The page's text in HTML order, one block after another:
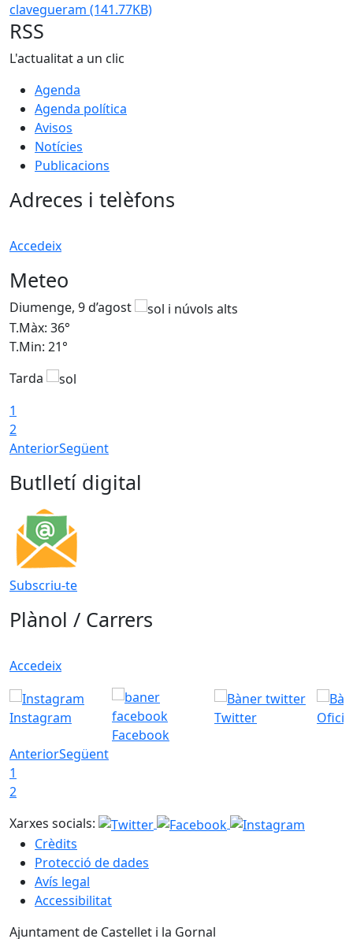
clavegueram (141.77KB)
RSS
L'actualitat a un clic
Agenda
Agenda política
Avisos
Notícies
Publicacions
Adreces i telèfons
Accedeix
Meteo
Diumenge, 9 d’agost
T.Màx: 36°
T.Min: 21°
Tarda
1
2
AnteriorSegüent
Butlletí digital
Subscriu-te
Plànol / Carrers
Accedeix
Instagram
Facebook
Twitter
AnteriorSegüent
1
2
Xarxes socials:
Crèdits
Protecció de dades
Avís legal
Accessibilitat
Ajuntament de Castellet i la Gornal